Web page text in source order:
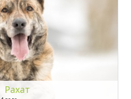
Рахат